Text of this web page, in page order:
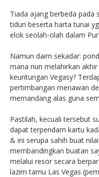
Tiada ajang berbeda pada
tiduri beserta harta tunai
elok seolah-olah dalam
Namun daim sekadar:
mana nun melahirkan
keuntungan Vegasy?
pertimbangan menawan
memandang alas guna
Pastilah, kecuali tersebut
dapat terpendam kartu
& ini serupa sahih buat
membandingkan buatan
melalui resor secara
lazim tamu Las Vegas